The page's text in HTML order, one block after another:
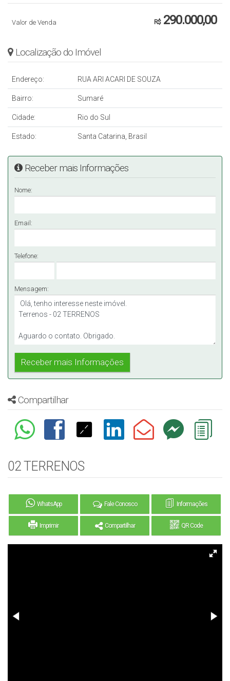
R$290.000,00
Valor de Venda
Localização do Imóvel
Endereço: RUA ARI ACARI DE SOUZA
Bairro: Sumaré
Cidade: Rio do Sul
Estado: Santa Catarina, Brasil
Receber mais Informações
Nome:
Email:
Telefone:
Mensagem:
Compartilhar
02 TERRENOS
WhatsApp Fale Conosco Informações
Imprimir Compartilhar QR Code